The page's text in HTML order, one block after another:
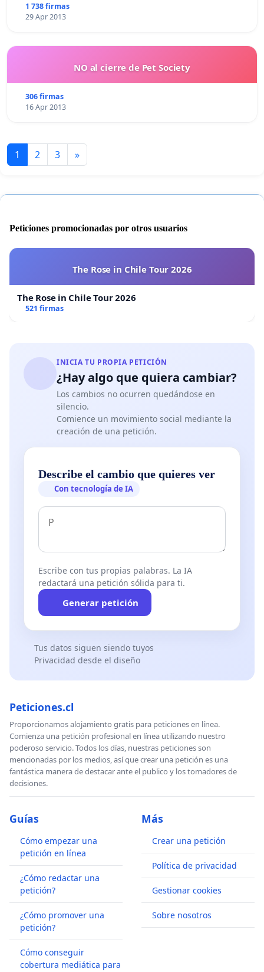
1 738 firmas
29 Apr 2013
NO al cierre de Pet Society
306 firmas
16 Apr 2013
1 2 3 »
Peticiones promocionadas por otros usuarios
The Rose in Chile Tour 2026
The Rose in Chile Tour 2026
521 firmas
INICIA TU PROPIA PETICIÓN
¿Hay algo que quiera cambiar?
Los cambios no ocurren quedándose en
silencio.
Comience un movimiento social mediante la
creación de una petición.
Describe el cambio que quieres ver
Con tecnología de IA
Escribe con tus propias palabras. La IA
redactará una petición sólida para ti.
Generar petición
Tus datos siguen siendo tuyos
Privacidad desde el diseño
Peticiones.cl
Proporcionamos alojamiento gratis para peticiones en línea.
Comienza una petición profesional en línea utilizando nuestro
poderoso servicio. Todos los días, nuestras peticiones son
mencionadas por los medios, así que crear una petición es una
fantástica manera de destacar ante el publico y los tomadores de
decisiones.
Guías
Cómo empezar una
petición en línea
¿Cómo redactar una
petición?
¿Cómo promover una
petición?
Cómo conseguir
cobertura mediática para
Más
Crear una petición
Política de privacidad
Gestionar cookies
Sobre nosotros